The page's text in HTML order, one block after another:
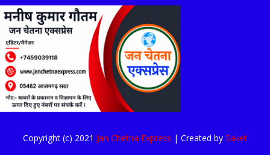
Copyright (c) 2021 Jan Chetna Express | Created by Saket